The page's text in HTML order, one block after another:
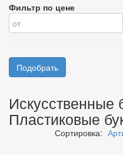
Фильтр по цене
Искусственные
Пластиковые
Сортировка: